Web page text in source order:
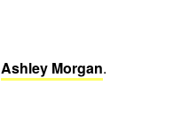
Ashley Morgan.